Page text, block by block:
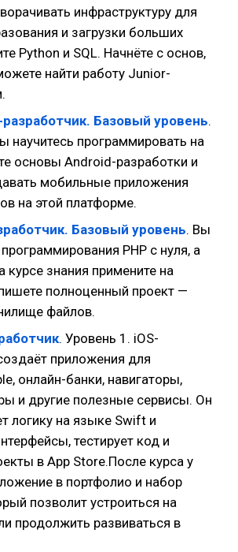
инфраструктуру для
и загрузки больших
Python и SQL. Начнёте с основ,
найти работу Junior-
Базовый уровень.
научитесь программировать на
основы Android-разработки и
мобильные приложения
на этой платформе.
Базовый уровень. Вы
PHP с нуля, а
курсе знания примените на
полноценный проект —
файлов.
. Уровень 1. iOS-
приложения для
онлайн-банки, навигаторы,
и другие полезные сервисы. Он
логику на языке Swift и
тестирует код и
в App Store.После курса у
в портфолио и набор
позволит устроиться на
продолжить развиваться в